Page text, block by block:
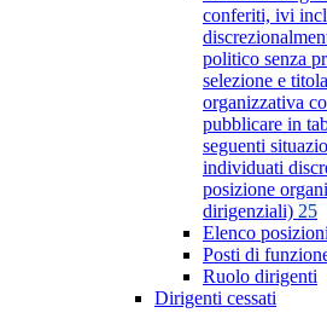
conferiti, ivi
politico senza
selezione e
organizzativa
pubblicare in
seguenti
individuati
posizione
dirigenziali) 25
Elenco
Posti di
Ruolo dirigenti
Dirigenti cessati